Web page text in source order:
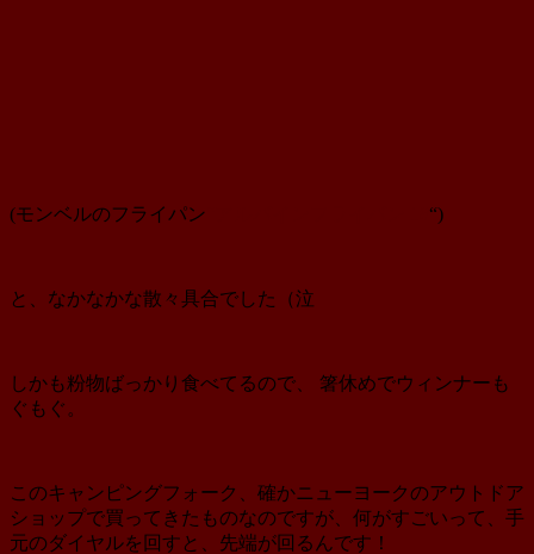
(モンベルのフライパン “)
と、なかなかな散々具合でした（泣
しかも粉物ばっかり食べてるので、 箸休めでウィンナーも
ぐもぐ。
このキャンピングフォーク、確かニューヨークのアウトドア
ショップで買ってきたものなのですが、何がすごいって、手
元のダイヤルを回すと、先端が回るんです！